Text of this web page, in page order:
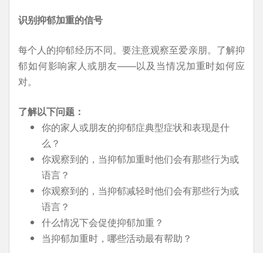
识别抑郁加重的信号
每个人的抑郁经历不同。要注意观察至爱亲朋。了解抑
郁如何影响家人或朋友——以及当情况加重时如何应
对。
了解以下问题：
你的家人或朋友的抑郁症典型症状和表现是什
么？
你观察到的，当抑郁加重时他们会有那些行为或
语言？
你观察到的，当抑郁减轻时他们会有那些行为或
语言？
什么情况下会促使抑郁加重？
当抑郁加重时，哪些活动最有帮助？